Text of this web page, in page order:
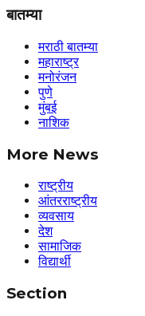
बातम्या
मराठी बातम्या
महाराष्ट्र
मनोरंजन
पुणे
मुंबई
नाशिक
More News
राष्ट्रीय
आंतरराष्ट्रीय
व्यवसाय
देश
सामाजिक
विद्यार्थी
Section